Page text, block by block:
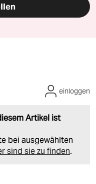
Artikel ist
bei ausgewählten
sind sie zu finden.
einloggen